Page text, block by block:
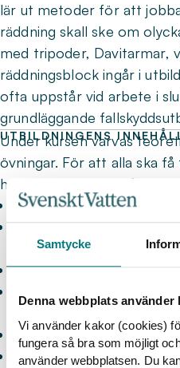
Samtycke
Denna webbplats använder
Vi använder kakor (cookies)
fungera så bra som möjligt
använder webbplatsen. Du
lär ut metoder för att
räddning skall ske om
med tripoder, Davitarmar,
räddningsblock ingår i
ofta uppstår vid arbete i
grundläggande
UTBILDNINGENS
Under kursen varvas
övningar. För att alla ska
högst 8 deltagare på kursen.
Lagar och normer
Risker i slutna
denna typ av arbete
Gaser och gasvarnare
Användning av tripod,
Arbetsplanering
Säkra arbetsmetoder